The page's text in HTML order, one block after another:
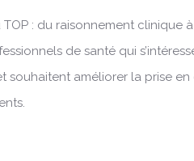
: du raisonnement clinique
de santé qui
souhaitent améliorer la prise